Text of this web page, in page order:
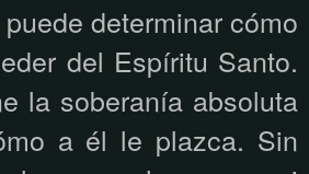
determinar cómo
del Espíritu Santo.
la soberanía absoluta
a él le plazca. Sin